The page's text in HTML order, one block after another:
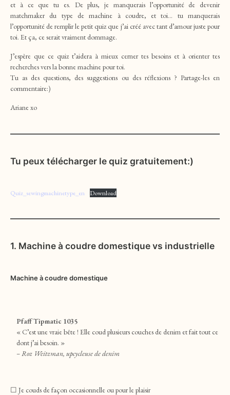
et à ce que tu es. De plus, je manquerais l’opportunité de devenir
matchmaker du type de machine à coudre, et toi… tu manquerais
l’opportunité de remplir le petit quiz que j’ai créé avec tant d’amour juste pour
toi. Et ça, ce serait vraiment dommage.
J’espère que ce quiz t’aidera à mieux cerner tes besoins et à orienter tes
recherches vers la bonne machine pour toi.
Tu as des questions, des suggestions ou des réflexions ? Partage-les en
commentaire:)
Ariane xo
Tu peux télécharger le quiz gratuitement:)
Quiz_sewingmachinetype_en Download
1. Machine à coudre domestique vs industrielle
Machine à coudre domestique
Pfaff Tipmatic 1035
« C’est une vraie bête ! Elle coud plusieurs couches de denim et fait tout ce
dont j’ai besoin. »
– Roz Weitzman, upcycleuse de denim
☐ Je couds de façon occasionnelle ou pour le plaisir